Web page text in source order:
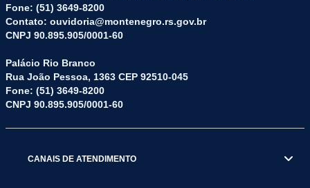
Fone: (51) 3649-8200
Contato: ouvidoria@montenegro.rs.gov.br
CNPJ 90.895.905/0001-60
Palácio Rio Branco
Rua João Pessoa, 1363 CEP 92510-045
Fone: (51) 3649-8200
CNPJ 90.895.905/0001-60
CANAIS DE ATENDIMENTO